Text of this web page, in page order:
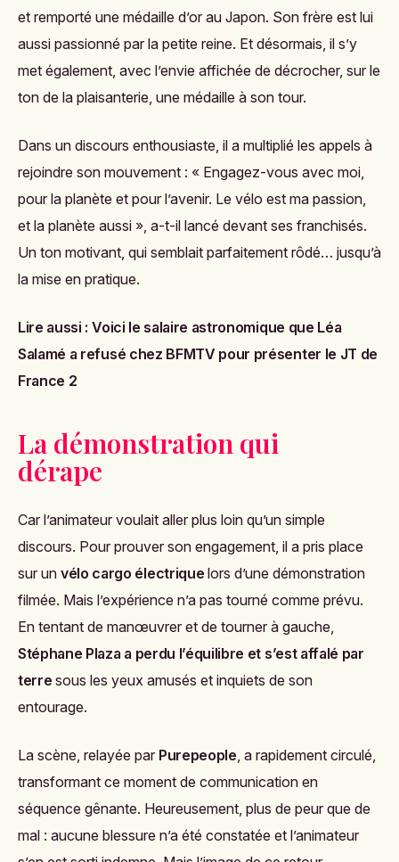
et remporté une médaille d’or au Japon. Son frère est lui
aussi passionné par la petite reine. Et désormais, il s’y
met également, avec l’envie affichée de décrocher, sur le
ton de la plaisanterie, une médaille à son tour.
Dans un discours enthousiaste, il a multiplié les appels à
rejoindre son mouvement : « Engagez-vous avec moi,
pour la planète et pour l’avenir. Le vélo est ma passion,
et la planète aussi », a-t-il lancé devant ses franchisés.
Un ton motivant, qui semblait parfaitement rôdé… jusqu’à
la mise en pratique.
Lire aussi : Voici le salaire astronomique que Léa
Salamé a refusé chez BFMTV pour présenter le JT de
France 2
La démonstration qui
dérape
Car l’animateur voulait aller plus loin qu’un simple
discours. Pour prouver son engagement, il a pris place
sur un vélo cargo électrique lors d’une démonstration
filmée. Mais l’expérience n’a pas tourné comme prévu.
En tentant de manœuvrer et de tourner à gauche,
Stéphane Plaza a perdu l’équilibre et s’est affalé par
terre sous les yeux amusés et inquiets de son
entourage.
La scène, relayée par Purepeople , a rapidement circulé,
transformant ce moment de communication en
séquence gênante. Heureusement, plus de peur que de
mal : aucune blessure n’a été constatée et l’animateur